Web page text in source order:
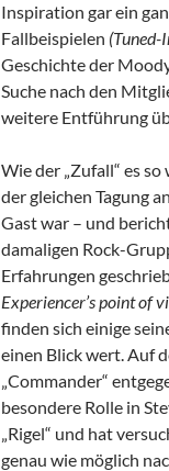
Inspiration gar ein
Fallbeispielen (Tuned-
Geschichte der
Suche nach den
weitere Entführung
Wie der „Zufall“ es so
der gleichen Tagung
Gast war – und
damaligen Rock-
Erfahrungen
Experiencer’s point of
finden sich einige
einen Blick wert. Auf
„Commander“
besondere Rolle in
„Rigel“ und hat
genau wie möglich